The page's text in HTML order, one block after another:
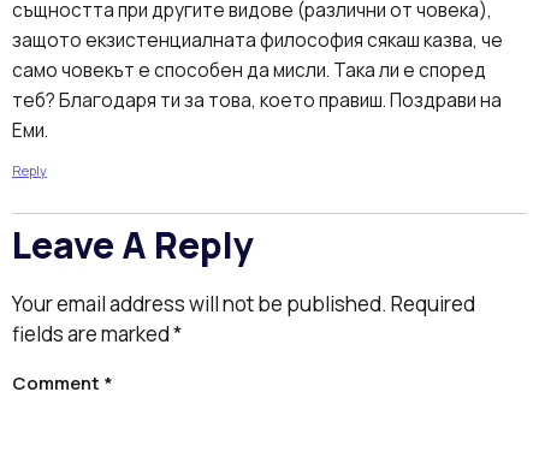
същността при другите видове (различни от човека),
защото екзистенциалната философия сякаш казва, че
само човекът е способен да мисли. Така ли е според
теб? Благодаря ти за това, което правиш. Поздрави на
Еми.
Reply
Leave A Reply
Your email address will not be published. Required
fields are marked*
Comment *